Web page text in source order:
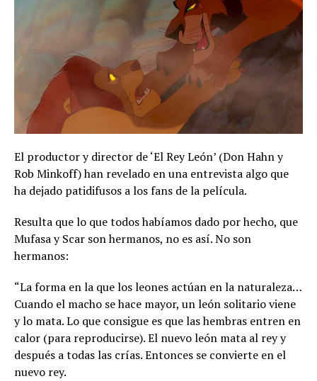
El productor y director de ‘El Rey León’ (Don Hahn y
Rob Minkoff) han revelado en una entrevista algo que
ha dejado patidifusos a los fans de la película.
Resulta que lo que todos habíamos dado por hecho, que
Mufasa y Scar son hermanos, no es así. No son
hermanos:
“La forma en la que los leones actúan en la naturaleza…
Cuando el macho se hace mayor, un león solitario viene
y lo mata. Lo que consigue es que las hembras entren en
calor (para reproducirse). El nuevo león mata al rey y
después a todas las crías. Entonces se convierte en el
nuevo rey.